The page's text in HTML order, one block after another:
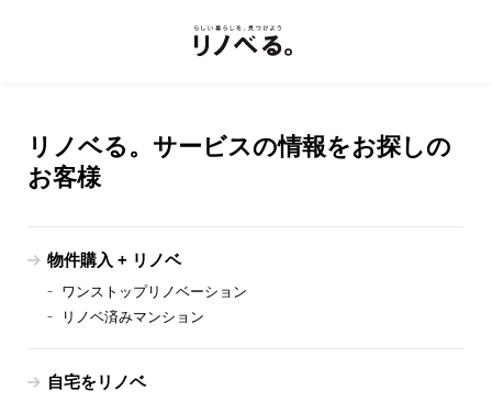
リノベる。サービスの情報をお探しの
お客様
物件購入 + リノベ
ワンストップリノベーション
リノベ済みマンション
自宅をリノベ